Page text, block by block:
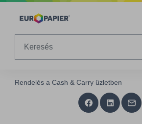
Table Of Content
RENDELÉSLEADÁS C&C ÜZLETÜNKNEK
Rendelés a Cash & Carry üzletben